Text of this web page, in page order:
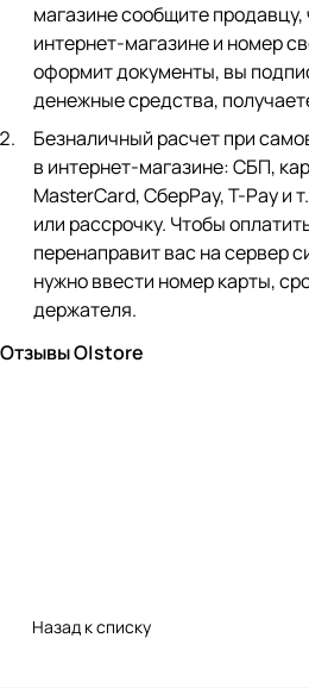
магазине сообщите продавцу,
интернет-магазине и номер
оформит документы, вы
денежные средства,
Безналичный расчет при
в интернет-магазине: СБП,
MasterCard, СберPay, Т-Pay и
или рассрочку. Чтобы
перенаправит вас на сервер
нужно ввести номер карты,
держателя.
Отзывы O|store
Назад к списку